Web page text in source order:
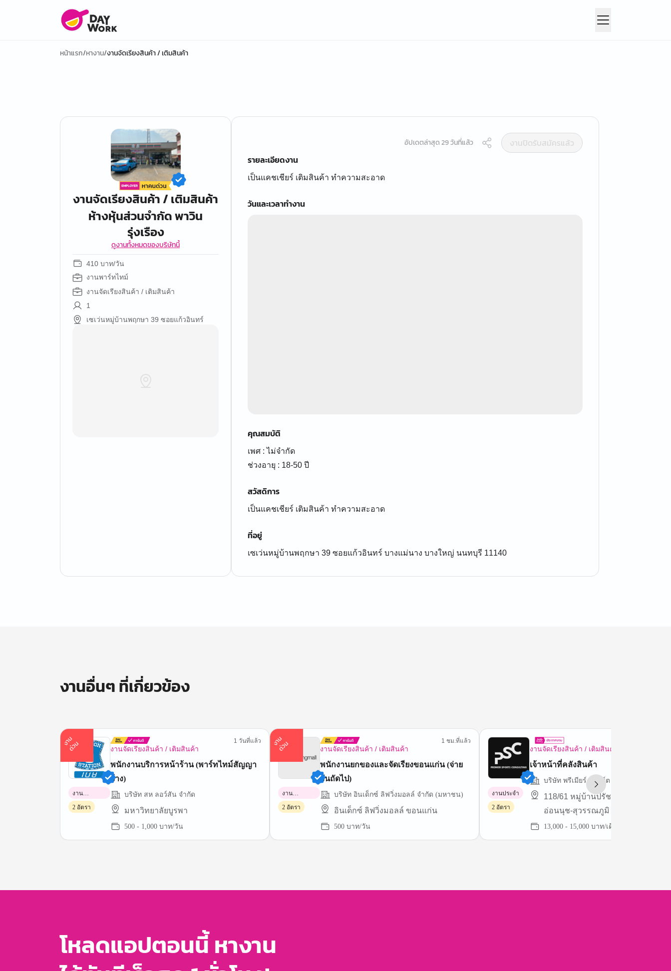
หน้าแรก/หางาน/งานจัดเรียงสินค้า / เติมสินค้า
งานจัดเรียงสินค้า / เติมสินค้า
ห้างหุ้นส่วนจำกัด พาวิน
รุ่งเรือง
ดูงานทั้งหมดของบริษัทนี้
410 บาท/วัน
งานพาร์ทไทม์
งานจัดเรียงสินค้า / เติมสินค้า
1
เซเว่นหมู่บ้านพฤกษา 39 ซอยแก้วอินทร์
อัปเดตล่าสุด 29 วันที่แล้ว
งานปิดรับสมัครแล้ว
รายละเอียดงาน
เป็นแคชเชียร์ เติมสินค้า ทำความสะอาด
วันและเวลาทำงาน
คุณสมบัติ
เพศ : ไม่จำกัด
ช่วงอายุ : 18-50 ปี
สวัสดิการ
เป็นแคชเชียร์ เติมสินค้า ทำความสะอาด
ที่อยู่
เซเว่นหมู่บ้านพฤกษา 39 ซอยแก้วอินทร์ บางแม่นาง บางใหญ่ นนทบุรี 11140
งานอื่นๆ ที่เกี่ยวข้อง
ง
า
น
ด่
ว
น งานจัดเรียงสินค้า / เติมสินค้า
1 วันที่แล้ว
พนักงานบริการหน้าร้าน (พาร์ทไทม์สัญญา
จ้าง)
บริษัท สห ลอว์สัน จำกัด
มหาวิทยาลัยบูรพา
500 - 1,000 บาท/วัน
งาน
พาร์ทไทม์
2 อัตรา
ง
า
น
ด่
ว
น งานจัดเรียงสินค้า / เติมสินค้า
1 ชม.ที่แล้ว
พนักงานยกของและจัดเรียงขอนแก่น (จ่าย
วันถัดไป)
บริษัท อินเด็กซ์ ลิฟวิ่งมอลล์ จำกัด (มหาชน)
อินเด็กซ์ ลิฟวิ่งมอลล์ ขอนแก่น
500 บาท/วัน
งาน
พาร์ทไทม์
2 อัตรา
งานจัดเรียงสินค้า / เติมสินค้า
เจ้าหน้าที่คลังสินค้า
บริษัท พรีเมียร์ สปอร์ต คอนซัลติ้ง จำกัด
118/61 หมู่บ้านปรัชญา-บิซโฮม 2
อ่อนนุช-สุวรรณภูมิ ถนนลาดกระบัง
13,000 - 15,000 บาท/เดือน
งานประจำ
2 อัตรา
โหลดแอปตอนนี้ หางาน